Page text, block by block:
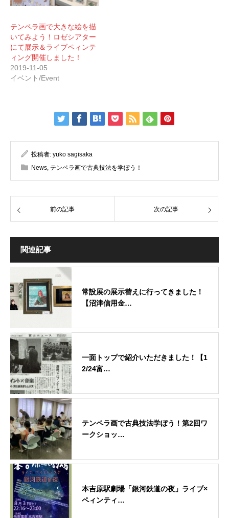
テンペラ画で大きな絵を描
いてみよう！ロゼシアター
にて展示＆ライブペィンテ
ィング開催しました！
2019-11-05
イベント/Event
投稿者: yuko sagisaka
News, テンペラ画で古典技法を学ぼう！
前の記事 次の記事
関連記事
常設展の展示替えに行ってきました！
【沼津信用金…
一面トップで紹介いただきました！【1
2/24富…
テンペラ画で古典技法学ぼう！第2回ワ
ークショッ…
本吉原駅劇場「銀河鉄道の夜」ライブ×
ペィンティ…